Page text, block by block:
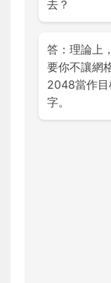
去？
答：理論上
要你不讓網
2048當作目
字。